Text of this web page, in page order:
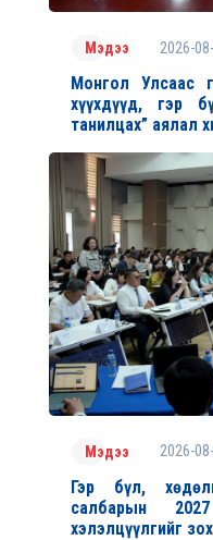
Мэдээ 2026-
Монгол Улсаас
хүүхдүүд, гэр
танилцах” аялал
Мэдээ 2026-
Гэр бүл,
салбарын
хэлэлцүүлгийг